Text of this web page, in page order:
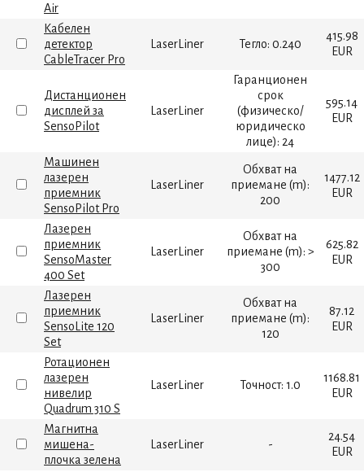
Air
Кабелен
детектор
CableTracer Pro
LaserLiner Тегло: 0.240
415.98
EUR
Дистанционен
дисплей за
SensoPilot
LaserLiner
Гаранционен
срок
(физическо/
юридическо
лице): 24
595.14
EUR
Машинен
лазерен
приемник
SensoPilot Pro
LaserLiner
Обхват на
приемане (m):
200
1477.12
EUR
Лазерен
приемник
SensoMaster
400 Set
LaserLiner
Обхват на
приемане (m): >
300
625.82
EUR
Лазерен
приемник
SensoLite 120
Set
LaserLiner
Обхват на
приемане (m):
120
87.12
EUR
Ротационен
лазерен
нивелир
Quadrum 310 S
LaserLiner Точност: 1.0
1168.81
EUR
Магнитна
мишена-
плочка зелена
LaserLiner -
24.54
EUR